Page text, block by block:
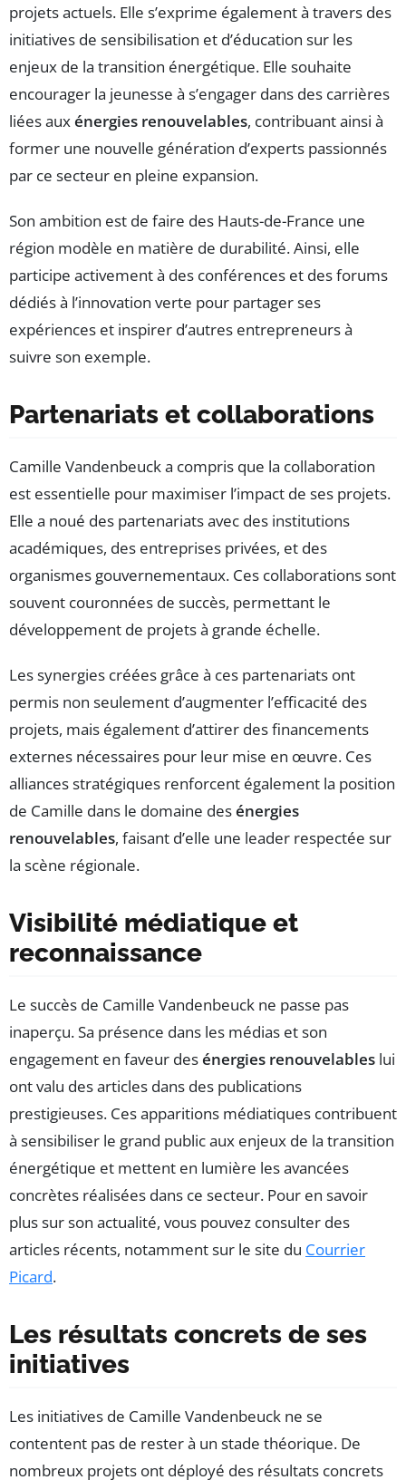
projets actuels. Elle s’exprime également à travers des
initiatives de sensibilisation et d’éducation sur les
enjeux de la transition énergétique. Elle souhaite
encourager la jeunesse à s’engager dans des carrières
liées auxénergies renouvelables, contribuant ainsi à
former une nouvelle génération d’experts passionnés
par ce secteur en pleine expansion.
Son ambition est de faire des Hauts-de-France une
région modèle en matière de durabilité. Ainsi, elle
participe activement à des conférences et des forums
dédiés à l’innovation verte pour partager ses
expériences et inspirer d’autres entrepreneurs à
suivre son exemple.
Partenariats et collaborations
Camille Vandenbeuck a compris que la collaboration
est essentielle pour maximiser l’impact de ses projets.
Elle a noué des partenariats avec des institutions
académiques, des entreprises privées, et des
organismes gouvernementaux. Ces collaborations sont
souvent couronnées de succès, permettant le
développement de projets à grande échelle.
Les synergies créées grâce à ces partenariats ont
permis non seulement d’augmenter l’efficacité des
projets, mais également d’attirer des financements
externes nécessaires pour leur mise en œuvre. Ces
alliances stratégiques renforcent également la position
de Camille dans le domaine desénergies
renouvelables, faisant d’elle une leader respectée sur
la scène régionale.
Visibilité médiatique et
reconnaissance
Le succès de Camille Vandenbeuck ne passe pas
inaperçu. Sa présence dans les médias et son
engagement en faveur desénergies renouvelables lui
ont valu des articles dans des publications
prestigieuses. Ces apparitions médiatiques contribuent
à sensibiliser le grand public aux enjeux de la transition
énergétique et mettent en lumière les avancées
concrètes réalisées dans ce secteur. Pour en savoir
plus sur son actualité, vous pouvez consulter des
articles récents, notamment sur le site du Courrier
Picard.
Les résultats concrets de ses
initiatives
Les initiatives de Camille Vandenbeuck ne se
contentent pas de rester à un stade théorique. De
nombreux projets ont déployé des résultats concrets